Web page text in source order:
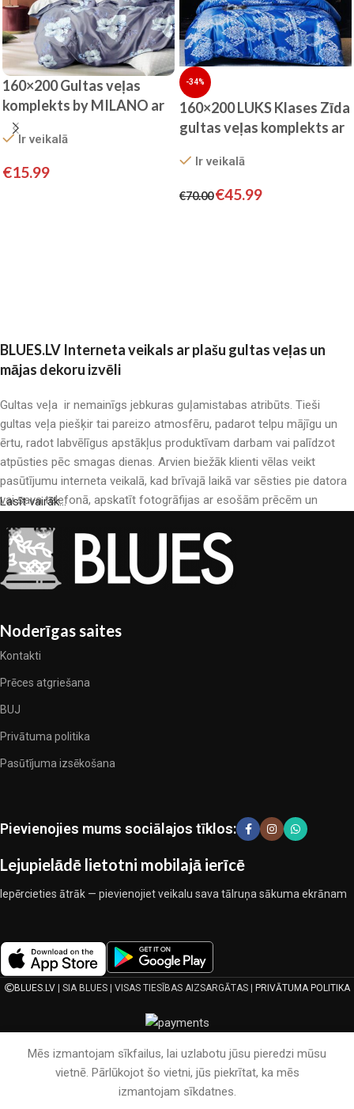
160×200 Gultas veļas
komplekts by MILANO ar
palagu/ 100% KOKVILNA
SATĪNS
Ir veikalā
€15.99
-34%
160×200 LUKS Klases Zīda
gultas veļas komplekts ar
Ir veikalā
€70.00€45.99
BLUES.LV Interneta veikals ar plašu gultas veļas un
mājas dekoru izvēli
Gultas veļa ir nemainīgs jebkuras guļamistabas atribūts. Tieši
gultas veļa piešķir tai pareizo atmosfēru, padarot telpu mājīgu un
ērtu, radot labvēlīgus apstākļus produktīvam darbam vai palīdzot
atpūsties pēc smagas dienas. Arvien biežāk klienti vēlas veikt
pasūtījumu interneta veikalā, kad brīvajā laikā var sēsties pie datora
vai sava telefonā, apskatīt fotogrāfijas ar esošām prēcēm un
veļas katalogs: pieejamas gan kokvilnas, gan kokvilna satīna gultas
veļas.
Gultas veļas ražošana ir moderns mākslas veids
Gultas veļas ražotāji, kā arī citu tekstila preču ražotāji ir pilni ar
standarta sērijveida produktiem, gan unikāliem darinājumiem –
dizainieriskām prēcem, kuras novērtēs īsti skaistuma pazinēji. Mēs
esam izvēlējušies jums labākos modeļus no mūsdienu gultas veļas
praktiskumu katrā izstrādājuma vienībā. Mūsu sortimentā ir
pārbaudītu uzņēmumu produkti. Kuri daudzu gadu nepārtrauktā
ekspluatācijas īpašības, pievilcīgu izstrādājumu izskatu, ilgu
lietošanas laiku un kalpošanas laiku.
Lasīt vairāk...
Noderīgas saites
Kontakti
Prēces atgriešana
BUJ
Privātuma politika
Pasūtījuma izsēkošana
Pievienojies mums sociālajos tīklos:
Lejupielādē lietotni mobilajā ierīcē
Iepērcieties ātrāk — pievienojiet veikalu sava tālruņa sākuma ekrānam
BLUES.LV| SIA BLUES | VISAS TIESĪBAS AIZSARGĀTAS | PRIVĀTUMA POLITIKA
Mēs izmantojam sīkfailus, lai uzlabotu jūsu pieredzi mūsu
vietnē. Pārlūkojot šo vietni, jūs piekrītat, ka mēs
izmantojam sīkdatnes.